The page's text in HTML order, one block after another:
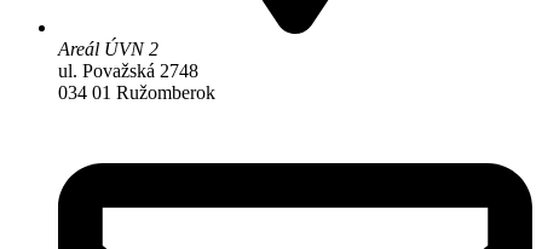
Areál ÚVN 2
ul. Považská 2748
034 01 Ružomberok